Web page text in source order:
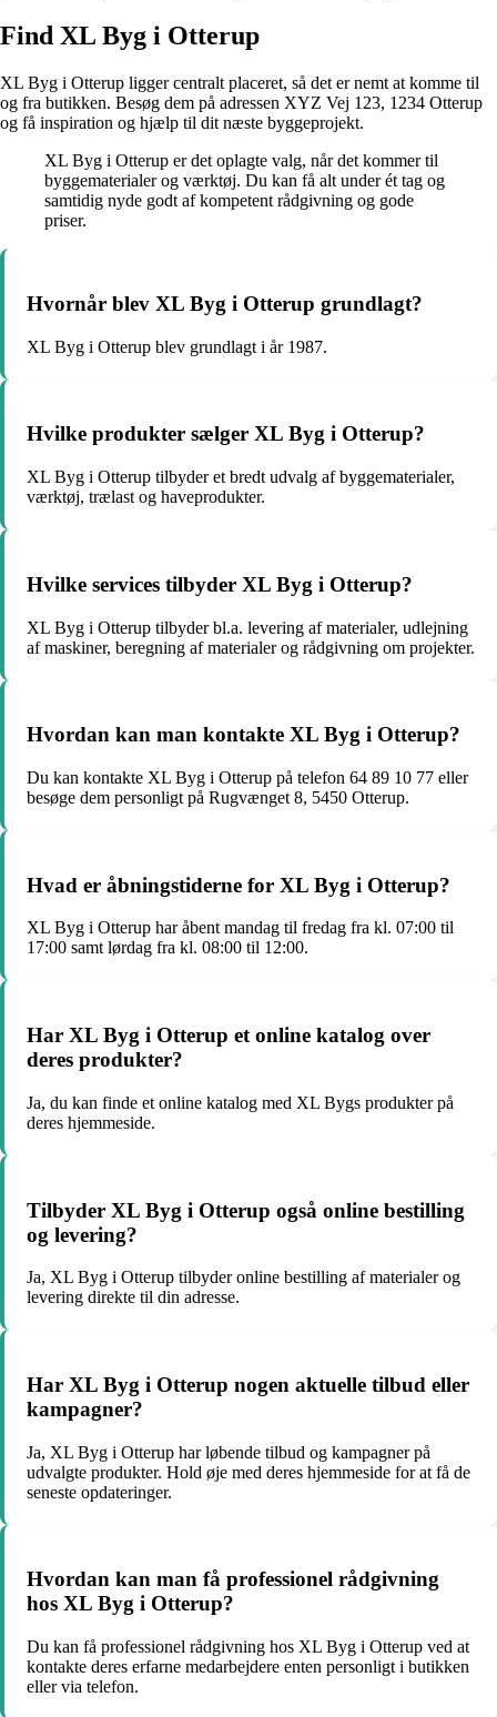
Find XL Byg i Otterup
XL Byg i Otterup ligger centralt placeret, så det er nemt at komme til
og fra butikken. Besøg dem på adressen XYZ Vej 123, 1234 Otterup
og få inspiration og hjælp til dit næste byggeprojekt.
XL Byg i Otterup er det oplagte valg, når det kommer til
byggematerialer og værktøj. Du kan få alt under ét tag og
samtidig nyde godt af kompetent rådgivning og gode
priser.
Hvornår blev XL Byg i Otterup grundlagt?
XL Byg i Otterup blev grundlagt i år 1987.
Hvilke produkter sælger XL Byg i Otterup?
XL Byg i Otterup tilbyder et bredt udvalg af byggematerialer,
værktøj, trælast og haveprodukter.
Hvilke services tilbyder XL Byg i Otterup?
XL Byg i Otterup tilbyder bl.a. levering af materialer, udlejning
af maskiner, beregning af materialer og rådgivning om projekter.
Hvordan kan man kontakte XL Byg i Otterup?
Du kan kontakte XL Byg i Otterup på telefon 64 89 10 77 eller
besøge dem personligt på Rugvænget 8, 5450 Otterup.
Hvad er åbningstiderne for XL Byg i Otterup?
XL Byg i Otterup har åbent mandag til fredag fra kl. 07:00 til
17:00 samt lørdag fra kl. 08:00 til 12:00.
Har XL Byg i Otterup et online katalog over
deres produkter?
Ja, du kan finde et online katalog med XL Bygs produkter på
deres hjemmeside.
Tilbyder XL Byg i Otterup også online bestilling
og levering?
Ja, XL Byg i Otterup tilbyder online bestilling af materialer og
levering direkte til din adresse.
Har XL Byg i Otterup nogen aktuelle tilbud eller
kampagner?
Ja, XL Byg i Otterup har løbende tilbud og kampagner på
udvalgte produkter. Hold øje med deres hjemmeside for at få de
seneste opdateringer.
Hvordan kan man få professionel rådgivning
hos XL Byg i Otterup?
Du kan få professionel rådgivning hos XL Byg i Otterup ved at
kontakte deres erfarne medarbejdere enten personligt i butikken
eller via telefon.